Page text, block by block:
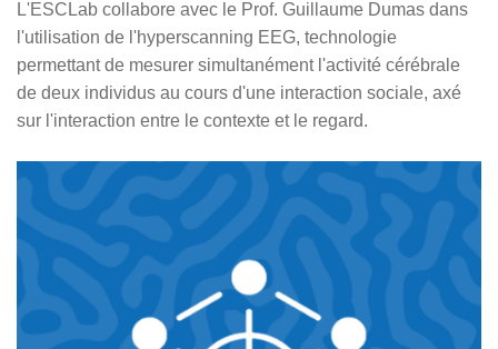
L'ESCLab collabore avec le Prof. Guillaume Dumas dans
l'utilisation de l'hyperscanning EEG, technologie
permettant de mesurer simultanément l'activité cérébrale
de deux individus au cours d'une interaction sociale, axé
sur l'interaction entre le contexte et le regard.